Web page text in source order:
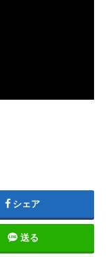
シェア
送る